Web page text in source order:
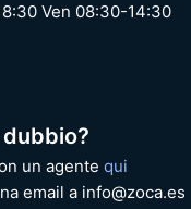
Ven 08:30-14:30
un agentequi
email a info@zoca.es